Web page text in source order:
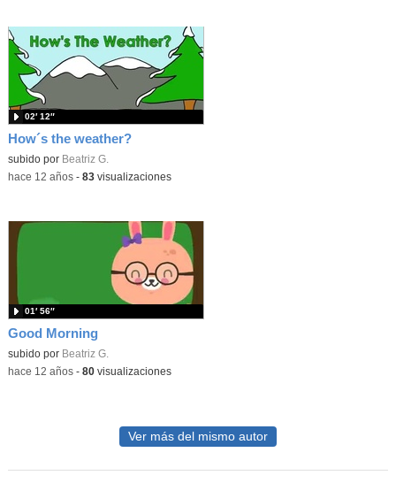
How´s the weather?
subido por Beatriz G.
02′ 12″
-hace 12 años- 83visualizaciones
Good Morning
subido por Beatriz G.
01′ 56″
-hace 12 años- 80visualizaciones
Ver más del mismo autor